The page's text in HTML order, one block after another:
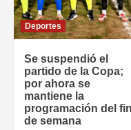
Deportes
Se suspendió el
partido de la Copa;
por ahora se
mantiene la
programación del fin
de semana